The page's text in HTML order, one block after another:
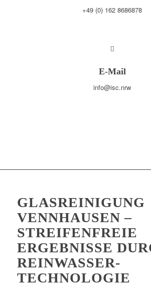
+49 (0) 162 8686878
E-Mail
info@isc.nrw
GLASREINIGUNG
VENNHAUSEN –
STREIFENFREIE
ERGEBNISSE
REINWASSER-
TECHNOLOGIE